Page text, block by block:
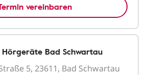
vereinbaren
Bad Schwartau
5, 23611, Bad Schwartau